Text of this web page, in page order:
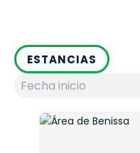
ESTANCIAS